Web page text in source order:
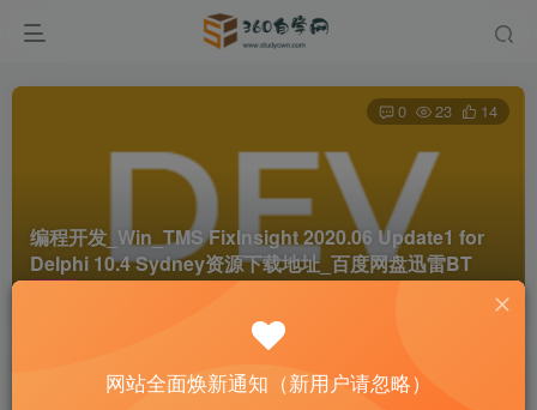
编程开发_Win_TMS FixInsight 2020.06 Update1 for
Delphi 10.4 Sydney资源下载地址_百度网盘迅雷BT
0 23 14
热心网友 关注
网站全面焕新通知（新用户请忽略）